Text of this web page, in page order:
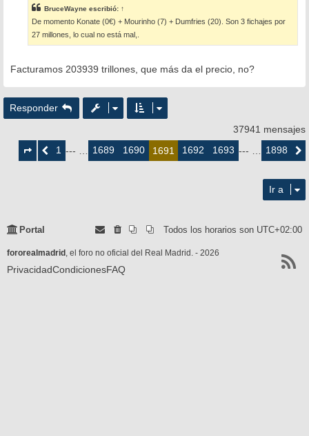
a
j
e
BruceWayne escribió: ↑
De momento Konate (0€) + Mourinho (7) + Dumfries (20). Son 3 fichajes por
27 millones, lo cual no está mal,.
Facturamos 203939 trillones, que más da el precio, no?
Responder
37941 mensajes
deAnterior
1 --- … 1689 1690 1691 1692 1693 --- … 1898
Ir a
Portal Todos los horarios son UTC+02:00
fororealmadrid , el foro no oficial del Real Madrid. - 2026
PrivacidadCondicionesFAQ